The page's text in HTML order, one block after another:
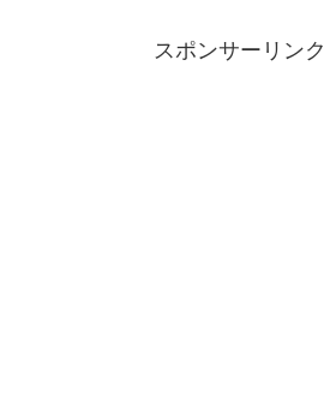
スポンサーリンク